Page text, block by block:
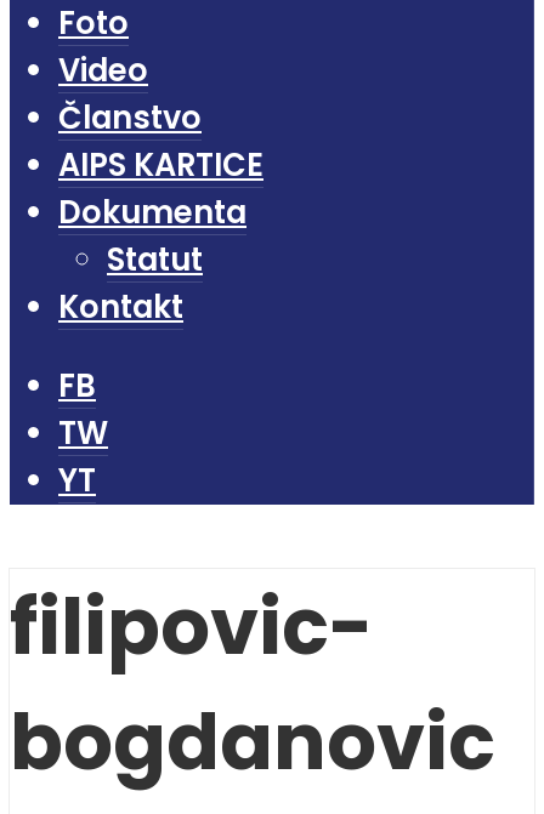
Foto
Video
Članstvo
AIPS KARTICE
Dokumenta
Statut
Kontakt
FB
TW
YT
filipovic-
bogdanovic